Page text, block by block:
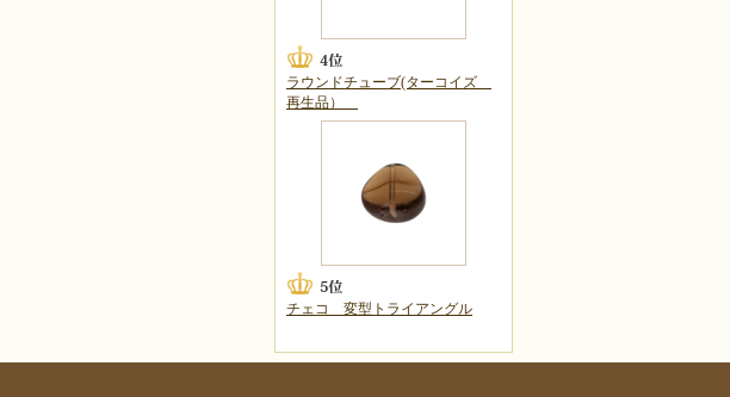
ラウンドチューブ(ターコイズ
再生品）
チェコ 変型トライアングル